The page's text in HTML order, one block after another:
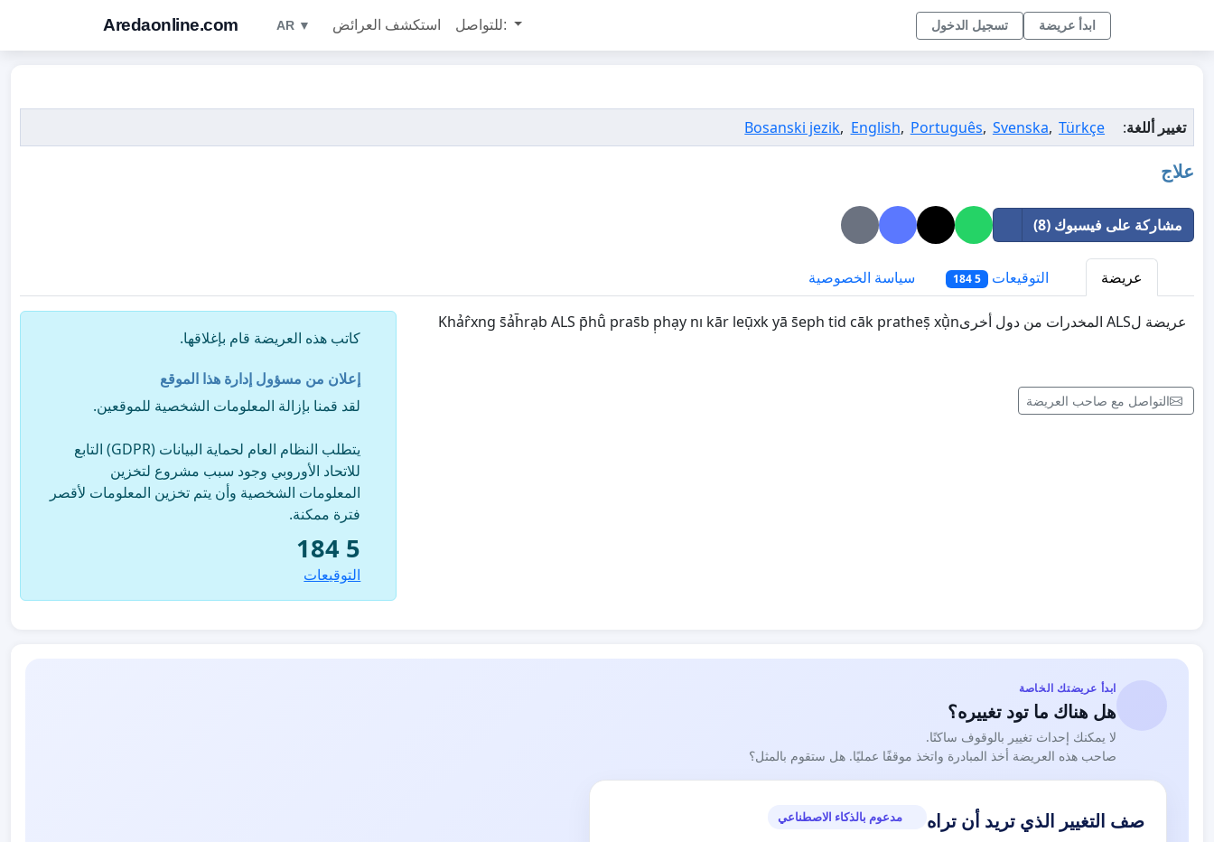
Aredaonline.com AR ▼ استكشف العرائض للتواصل: تسجيل الدخول ابدأ عريضة
تغيير أللغة:
Bosanski jezik, English, Português, Svenska, Türkçe
علاج
مشاركة على فيسبوك (8)
عريضة التوقيعات 5 184 سياسة الخصوصية
عريضة لALS المخدرات من دول أخرىKhảr̂xng s̄ảh̄rạb ALS p̄hū̂ pras̄b p̣hạy nı kār leụ̄xk yā s̄eph tid cāk pratheṣ̄ xụ̄̀n
التواصل مع صاحب العريضة
كاتب هذه العريضة قام بإغلاقها.
إعلان من مسؤول إدارة هذا الموقع
لقد قمنا بإزالة المعلومات الشخصية للموقعين.
يتطلب النظام العام لحماية البيانات (GDPR) التابع
للاتحاد الأوروبي وجود سبب مشروع لتخزين
المعلومات الشخصية وأن يتم تخزين المعلومات لأقصر
فترة ممكنة.
5 184
التوقيعات
ابدأ عريضتك الخاصة
هل هناك ما تود تغييره؟
لا يمكنك إحداث تغيير بالوقوف ساكنًا.
صاحب هذه العريضة أخذ المبادرة واتخذ موقفًا عمليًا. هل ستقوم بالمثل؟
صف التغيير الذي تريد أن تراه مدعوم بالذكاء الاصطناعي